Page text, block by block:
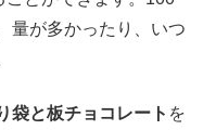
量が多かったり、いつ
袋と板チョコレート を